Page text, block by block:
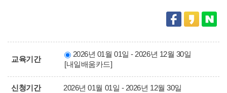
교육기간
2026년 01월 01일 - 2026년 12월 30일
[내일배움카드]
신청기간 2026년 01월 01일 - 2026년 12월 30일